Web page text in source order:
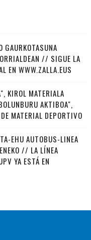
GAURKOTASUNA
// SIGUE LA
EN WWW.ZALLA.EUS
KIROL MATERIALA
AKTIBOA",
MATERIAL DEPORTIVO
EHU AUTOBUS-LINEA
// LA LÍNEA
YA ESTÁ EN